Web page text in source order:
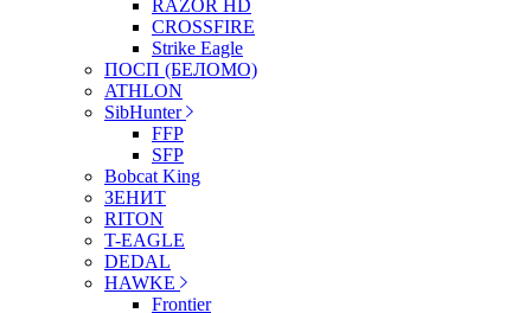
RAZOR HD
CROSSFIRE
Strike Eagle
ПОСП (БЕЛОМО)
ATHLON
SibHunter
FFP
SFP
Bobcat King
ЗЕНИТ
RITON
T-EAGLE
DEDAL
HAWKE
Frontier